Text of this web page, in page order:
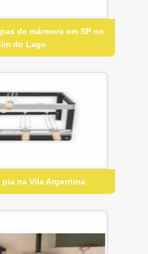
de mármore em SP no
do Lago
pia na Vila Argentina